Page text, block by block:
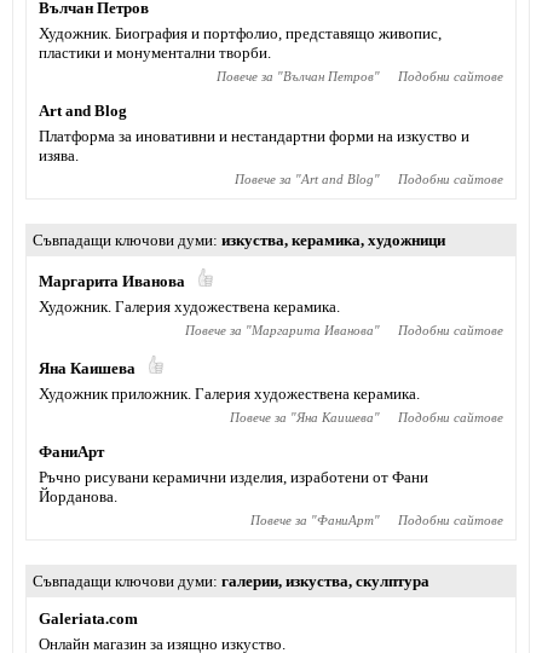
Вълчан Петров
Художник. Биография и портфолио, представящо живопис,
пластики и монументални творби.
Повече за "Вълчан Петров" Подобни сайтове
Art and Blog
Платформа за иновативни и нестандартни форми на изкуство и
изява.
Повече за "Art and Blog" Подобни сайтове
Съвпадащи ключови думи изкуства, керамика, художници
Маргарита Иванова
Художник. Галерия художествена керамика.
Повече за "Маргарита Иванова" Подобни сайтове
Яна Каишева
Художник приложник. Галерия художествена керамика.
Повече за "Яна Каишева" Подобни сайтове
ФаниАрт
Ръчно рисувани керамични изделия, изработени от Фани
Йорданова.
Повече за "ФаниАрт" Подобни сайтове
Съвпадащи ключови думи галерии, изкуства, скулптура
Galeriata.com
Онлайн магазин за изящно изкуство.